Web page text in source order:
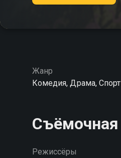
Жанр
Комедия, Драма, Спорт
Режиссёры